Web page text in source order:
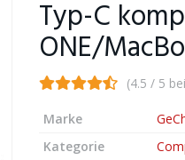
Typ-C
ONE/
(4.5 / 5
Marke
Kategorie